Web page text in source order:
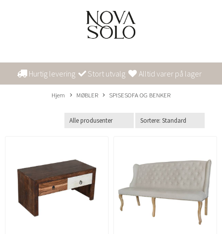
Hurtig levering Stort utvalg Alltid varer på lager
Hjem MØBLER SPISESOFA OG BENKER